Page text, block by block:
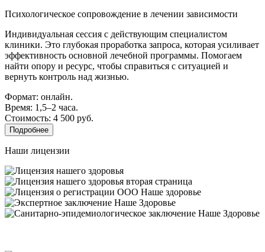
Психологическое сопровождение в лечении зависимости
Индивидуальная сессия с действующим специалистом
клиники. Это глубокая проработка запроса, которая усиливает
эффективность основной лечебной программы. Помогаем
найти опору и ресурс, чтобы справиться с ситуацией и
вернуть контроль над жизнью.
Формат: онлайн.
Время: 1,5–2 часа.
Стоимость: 4 500 руб.
Подробнее
Наши лицензии